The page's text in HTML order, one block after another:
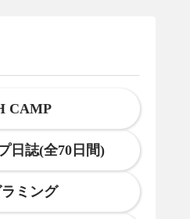
CAMP
日誌(全70日間)
ミング